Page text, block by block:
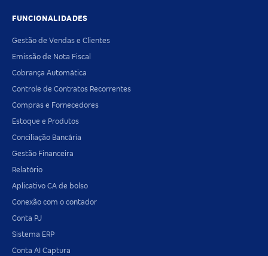
FUNCIONALIDADES
Gestão de Vendas e Clientes
Emissão de Nota Fiscal
Cobrança Automática
Controle de Contratos Recorrentes
Compras e Fornecedores
Estoque e Produtos
Conciliação Bancária
Gestão Financeira
Relatório
Aplicativo CA de bolso
Conexão com o contador
Conta PJ
Sistema ERP
Conta AI Captura